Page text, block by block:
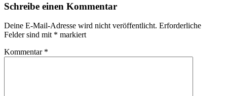
Schreibe einen Kommentar
Deine E-Mail-Adresse wird nicht veröffentlicht. Erforderliche
Felder sind mit * markiert
Kommentar *